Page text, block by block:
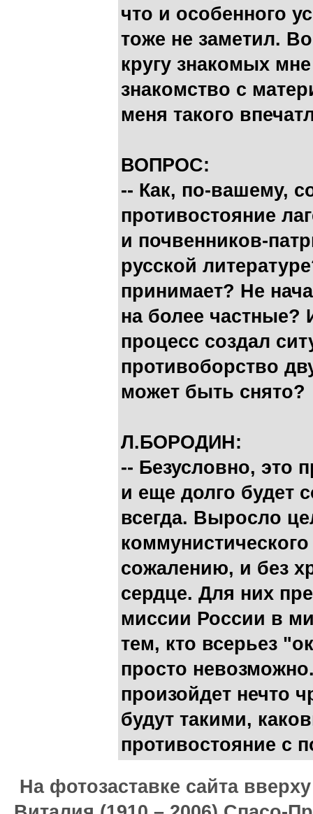
что и особенного
тоже не заметил.
кругу знакомых
знакомство с
меня такого
ВОПРОС:
-- Как, по-вашему,
противостояние
и почвенников-
русской
принимает? Не
на более частные?
процесс создал
противоборство
может быть снято?
Л.БОРОДИН:
-- Безусловно, это
и еще долго будет
всегда. Выросло
сожалению, и без
сердце. Для них
миссии России в
тем, кто всерьез
просто
произойдет нечто
будут такими,
противостояние с
На фотозаставке сайта